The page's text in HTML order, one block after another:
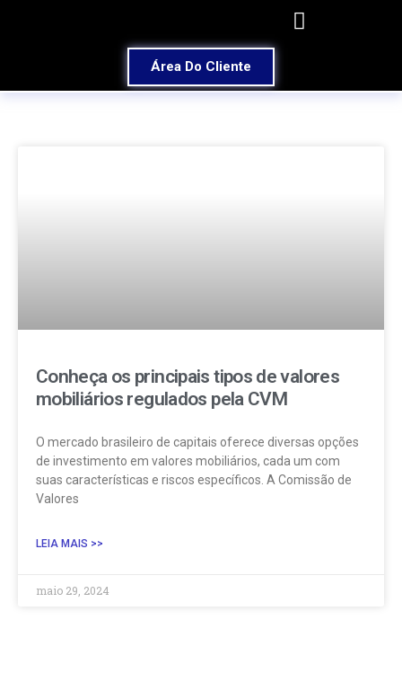
Área Do Cliente
Conheça os principais tipos de valores
mobiliários regulados pela CVM
O mercado brasileiro de capitais oferece diversas opções
de investimento em valores mobiliários, cada um com
suas características e riscos específicos. A Comissão de
Valores
LEIA MAIS >>
maio 29, 2024